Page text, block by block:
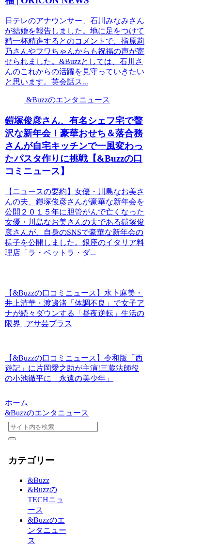
日テレのアナウンサー、石川みなみさん
が結婚を報告しました。地に足をつけて
精一杯精進するとのコメントで、指原莉
乃さんやフワちゃんからも祝福の声が寄
せられました。&Buzzとしては、石川さ
んのこれからの活躍を見守っていきたい
と思います。英会話ス...
&Buzzのエンタニュース
鎧塚俊彦さん、有名シェフ宅で贅
沢な新年会！豪華おせち＆落合務
さんが自宅キッチンで一風変わっ
たパスタ作りに挑戦【&Buzzの口
コミニュース】
【ニュースの要約】女優・川島なお美さ
んの夫、鎧塚俊彦さんが豪華な新年会を
公開２０１５年に胆管がんで亡くなった
女優・川島なお美さんの夫である鎧塚俊
彦さんが、自身のSNSで豪華な新年会の
様子を公開しました。銀座のイタリア料
理店「ラ・ベットラ・ダ...
【&Buzzの口コミニュース】水卜麻美・
井上清華・渡邊渚「体調不良」で女子ア
ナが続々ダウンする「昼夜逆転」生活の
限界 | アサ芸プラス
【&Buzzの口コミニュース】令和版「西
遊記」に片岡愛之助が主演!三蔵法師役
の小池徹平に「永遠の美少年」
ホーム
&Buzzのエンタニュース
カテゴリー
&Buzz
&Buzzの
TECHニュ
ース
&Buzzのエ
ンタニュー
ス